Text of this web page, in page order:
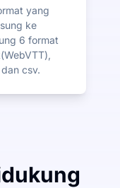
yang
ke
6 format
csv.